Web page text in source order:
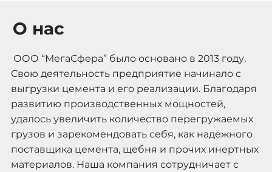
О нас
ООО “МегаСфера” было основано в 2013 году.
Свою деятельность предприятие начинало с
выгрузки цемента и его реализации. Благодаря
развитию производственных мощностей,
удалось увеличить количество перегружаемых
грузов и зарекомендовать себя, как надёжного
поставщика цемента, щебня и прочих инертных
материалов. Наша компания сотрудничает с